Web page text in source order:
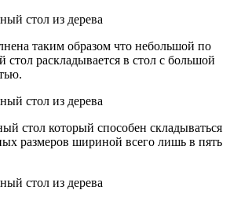
таким образом что небольшой по
стол раскладывается в стол с большой
стол который способен складываться
размеров шириной всего лишь в пять